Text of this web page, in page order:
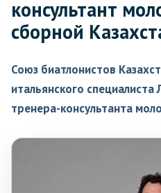
консультант
сборной
Союз биатлонистов
итальянского
тренера-консультанта